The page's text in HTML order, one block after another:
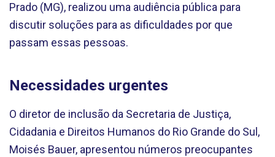
Prado (MG), realizou uma audiência pública para
discutir soluções para as dificuldades por que
passam essas pessoas.
Necessidades urgentes
O diretor de inclusão da Secretaria de Justiça,
Cidadania e Direitos Humanos do Rio Grande do Sul,
Moisés Bauer, apresentou números preocupantes